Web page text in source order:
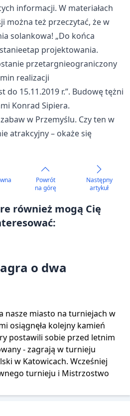
informacji. W materiałach
można też przeczytać, że w
solankowa! „Do końca
projektowania.
przetargnieograniczony
realizacji
do 15.11.2019 r.”. Budowę tężni
Konrad Sipiera.
w Przemyślu. Czy ten w
atrakcyjny – okaże się
Powrót
na górę
Następny
artykuł
również mogą Cię
o dwa
nasze miasto na turniejach w
osiągnęła kolejny kamień
postawili sobie przed letnim
- zagrają w turnieju
w Katowicach. Wcześniej
turnieju i Mistrzostwo